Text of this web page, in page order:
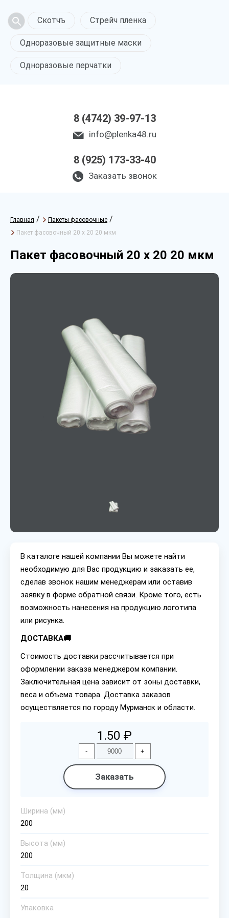
Скотчъ Стрейч пленка
Одноразовые защитные маски
Одноразовые перчатки
8 (4742) 39-97-13
info@plenka48.ru
8 (925) 173-33-40
Заказать звонок
Главная / Пакеты фасовочные /
Пакет фасовочный 20 х 20 20 мкм
Пакет фасовочный 20 х 20 20 мкм
В каталоге нашей компании Вы можете найти
необходимую для Вас продукцию и заказать ее,
сделав звонок нашим менеджерам или оставив
заявку в форме обратной связи. Кроме того, есть
возможность нанесения на продукцию логотипа
или рисунка.
ДОСТАВКА🚚
Стоимость доставки рассчитывается при
оформлении заказа менеджером компании.
Заключительная цена зависит от зоны доставки,
веса и объема товара. Доставка заказов
осуществляется по городу Мурманск и области.
1.50 ₽
- +
Заказать
Ширина (мм)
200
Высота (мм)
200
Толщина (мкм)
20
Упаковка